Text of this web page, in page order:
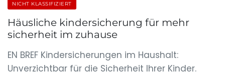
NICHT KLASSIFIZIERT
Häusliche kindersicherung für mehr
sicherheit im zuhause
EN BREF Kindersicherungen im Haushalt:
Unverzichtbar für die Sicherheit Ihrer Kinder.